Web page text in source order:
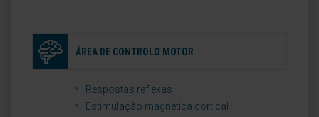
ÁREA DE CONTROLO MOTOR
Respostas reflexas
Estimulação magnética cortical